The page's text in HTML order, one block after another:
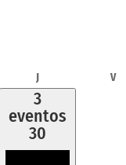
Jjueves V
3
eventos
30